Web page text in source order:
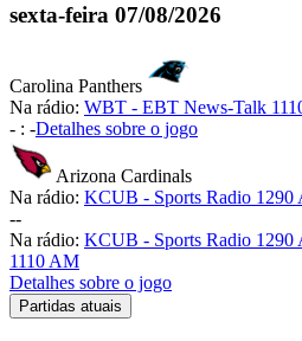
sexta-feira 07/08/2026
Carolina Panthers
Na rádio: WBT - EBT News-Talk
- : -Detalhes sobre o jogo
Arizona Cardinals
Na rádio: KCUB - Sports Radio 1290
--
Na rádio: KCUB - Sports Radio 1290
1110 AM
Detalhes sobre o jogo
Partidas atuais